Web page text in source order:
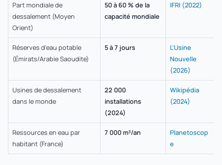
Part mondiale de
dessalement (Moyen
Orient)
50 à 60 % de la
capacité mondiale
IFRI (2022)
Réserves d'eau potable
(Émirats/Arabie Saoudite)
5 à 7 jours
L'Usine
Nouvelle
(2026)
Usines de dessalement
dans le monde
22 000
installations
(2024)
Wikipédia
(2024)
Ressources en eau par
habitant (France)
7 000 m³/an
Planetoscop
e